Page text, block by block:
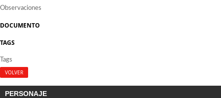
Observaciones
DOCUMENTO
TAGS
Tags
VOLVER
PERSONAJE